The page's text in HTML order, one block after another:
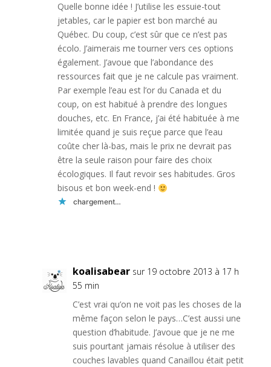
Quelle bonne idée ! J’utilise les essuie-tout
jetables, car le papier est bon marché au
Québec. Du coup, c’est sûr que ce n’est pas
écolo. J’aimerais me tourner vers ces options
également. J’avoue que l’abondance des
ressources fait que je ne calcule pas vraiment.
Par exemple l’eau est l’or du Canada et du
coup, on est habitué à prendre des longues
douches, etc. En France, j’ai été habituée à me
limitée quand je suis reçue parce que l’eau
coûte cher là-bas, mais le prix ne devrait pas
être la seule raison pour faire des choix
écologiques. Il faut revoir ses habitudes. Gros
bisous et bon week-end !
chargement…
koalisabear sur 19 octobre 2013 à 17 h
55 min
C’est vrai qu’on ne voit pas les choses de la
même façon selon le pays…C’est aussi une
question d’habitude. J’avoue que je ne me
suis pourtant jamais résolue à utiliser des
couches lavables quand Canaillou était petit